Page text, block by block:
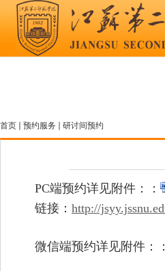
首页 预约服务 研讨间预约
PC端预约详见附件： ：
链接： http://
微信端预约详见附件： ：